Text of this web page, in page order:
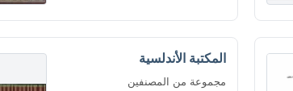
المكتبة الأندلسية
مجموعة من المصنفين